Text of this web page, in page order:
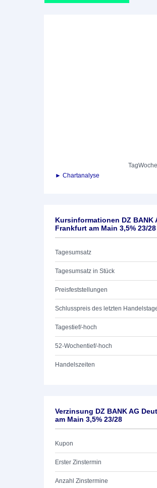
TagWoche
► Chartanalyse
Kursinformationen DZ
Frankfurt am Main 3,5% 23/28
Tagesumsatz
Tagesumsatz in Stück
Preisfeststellungen
Schlusspreis des letzten
Tagestief/-hoch
52-Wochentief/-hoch
Handelszeiten
Verzinsung DZ BANK AG
am Main 3,5% 23/28
Kupon
Erster Zinstermin
Anzahl Zinstermine